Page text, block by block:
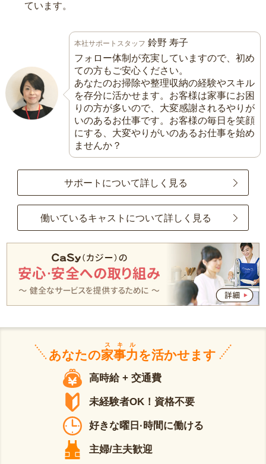
ています。
本社サポートスタッフ 鈴野 寿子
フォロー体制が充実していますので、初め
ての方もご安心ください。
あなたのお掃除や整理収納の経験やスキル
を存分に活かせます。お客様は家事にお困
りの方が多いので、大変感謝されるやりが
いのあるお仕事です。お客様の毎日を笑顔
にする、大変やりがいのあるお仕事を始め
ませんか？
サポートについて詳しく見る
働いているキャストについて詳しく見る
あなたの家事力
スキル
を活かせます
高時給 + 交通費
未経験者OK！資格不要
好きな曜日·時間に働ける
主婦/主夫歓迎